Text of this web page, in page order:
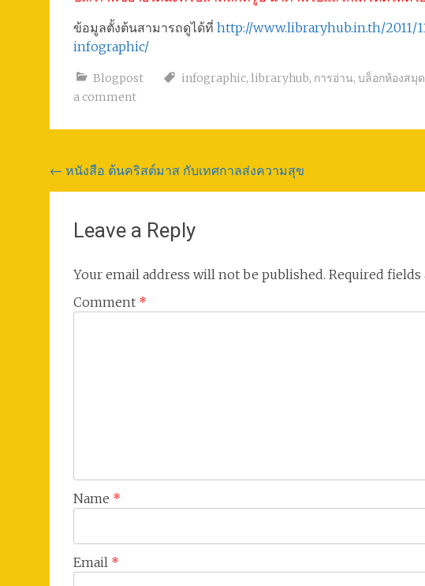
ข้อมูลตั้งต้นสามารถดูได้ที่ http://www.libraryhub.in.th/
infographic/
Blogpost infographic, libraryhub, การอ่าน, บล็อกห้องสมุด
a comment
Post
navigation
← หนังสือ ต้นคริสต์มาส กับเทศกาลส่งความสุข
Leave a Reply
Your email address will not be published. Required fields
Comment *
Name *
Email *